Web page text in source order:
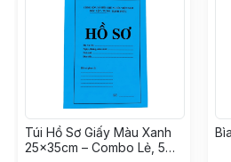
Không gian chứa phù hợp cho
dụng cụ học tập
Kết cấu đơn giản, dễ sử dụng,
Thông tin sản phẩm
Thương hiệu:Deli
Túi Hồ Sơ Giấy Màu Xanh
25x35cm – Combo Lẻ, 5